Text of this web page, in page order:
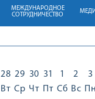
МЕЖДУНАРОДНОЕ
СОТРУДНИЧЕСТВО
28
Вт
29
Ср
30
Чт
31
Пт
1
Сб
2
Вс
3